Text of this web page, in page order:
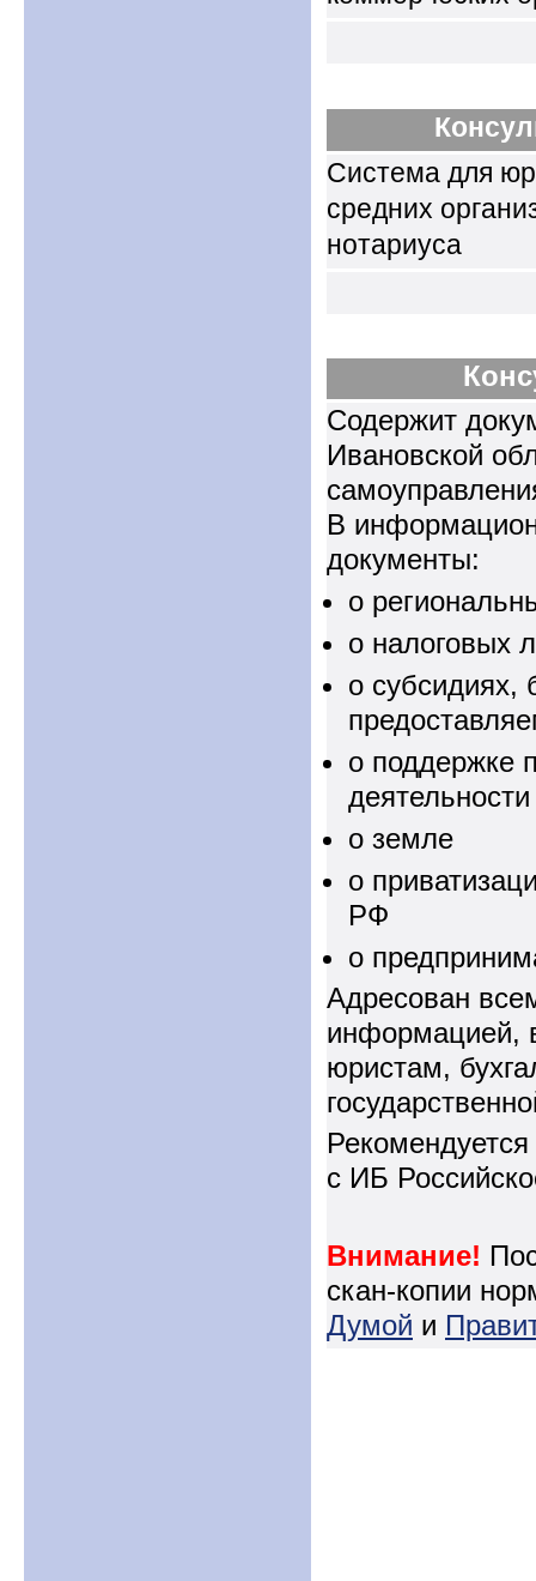
Система для
средних
нотариуса
Содержит
Ивановской
В
документы:
о
о налоговых
о субсидиях,
о поддержке
деятельности
о земле
о
РФ
о
Адресован
информацией,
юристам,
с ИБ
Внимание!
скан-копии
Думой и